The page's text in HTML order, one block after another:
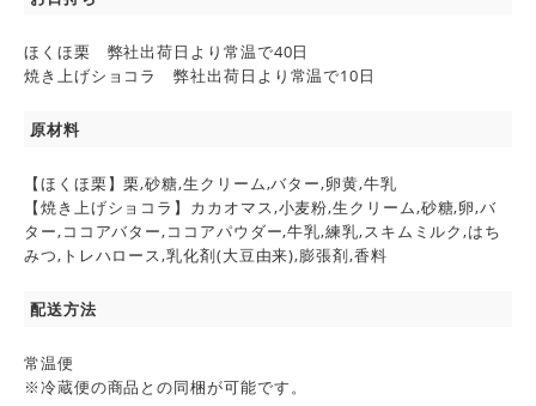
ほくほ栗 弊社出荷日より常温で40日
焼き上げショコラ 弊社出荷日より常温で10日
原材料
【ほくほ栗】栗,砂糖,生クリーム,バター,卵黄,牛乳
【焼き上げショコラ】カカオマス,小麦粉,生クリーム,砂糖,卵,バ
ター,ココアバター,ココアパウダー,牛乳,練乳,スキムミルク,はち
みつ,トレハロース,乳化剤(大豆由来),膨張剤,香料
配送方法
常温便
※冷蔵便の商品との同梱が可能です。